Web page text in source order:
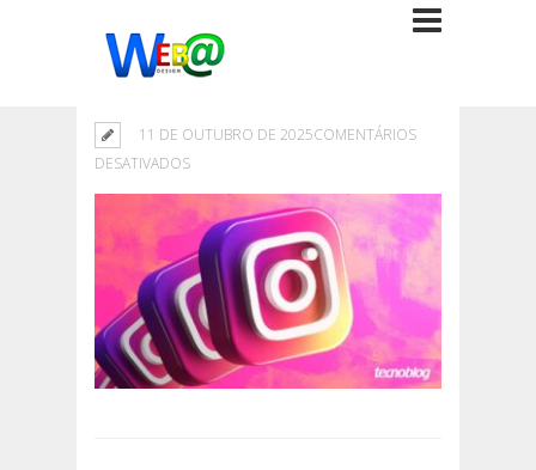
11 DE OUTUBRO DE 2025COMENTÁRIOS
DESATIVADOSEM